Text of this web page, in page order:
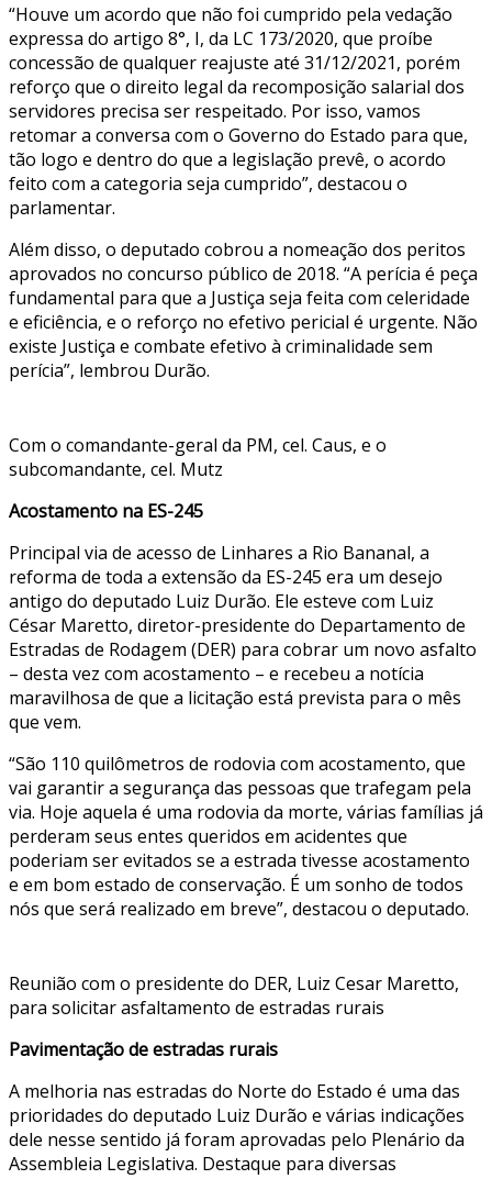
“Houve um acordo que não foi cumprido pela vedação
expressa do artigo 8°, I, da LC 173/2020, que proíbe
concessão de qualquer reajuste até 31/12/2021, porém
reforço que o direito legal da recomposição salarial dos
servidores precisa ser respeitado. Por isso, vamos
retomar a conversa com o Governo do Estado para que,
tão logo e dentro do que a legislação prevê, o acordo
feito com a categoria seja cumprido”, destacou o
parlamentar.
Além disso, o deputado cobrou a nomeação dos peritos
aprovados no concurso público de 2018. “A perícia é peça
fundamental para que a Justiça seja feita com celeridade
e eficiência, e o reforço no efetivo pericial é urgente. Não
existe Justiça e combate efetivo à criminalidade sem
perícia”, lembrou Durão.
Com o comandante-geral da PM, cel. Caus, e o
subcomandante, cel. Mutz
Acostamento na ES-245
Principal via de acesso de Linhares a Rio Bananal, a
reforma de toda a extensão da ES-245 era um desejo
antigo do deputado Luiz Durão. Ele esteve com Luiz
César Maretto, diretor-presidente do Departamento de
Estradas de Rodagem (DER) para cobrar um novo asfalto
– desta vez com acostamento – e recebeu a notícia
maravilhosa de que a licitação está prevista para o mês
que vem.
“São 110 quilômetros de rodovia com acostamento, que
vai garantir a segurança das pessoas que trafegam pela
via. Hoje aquela é uma rodovia da morte, várias famílias já
perderam seus entes queridos em acidentes que
poderiam ser evitados se a estrada tivesse acostamento
e em bom estado de conservação. É um sonho de todos
nós que será realizado em breve”, destacou o deputado.
Reunião com o presidente do DER, Luiz Cesar Maretto,
para solicitar asfaltamento de estradas rurais
Pavimentação de estradas rurais
A melhoria nas estradas do Norte do Estado é uma das
prioridades do deputado Luiz Durão e várias indicações
dele nesse sentido já foram aprovadas pelo Plenário da
Assembleia Legislativa. Destaque para diversas